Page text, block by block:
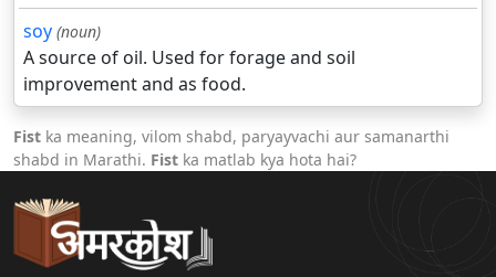
soy (noun)
A source of oil. Used for forage and soil
improvement and as food.
Fist ka meaning, vilom shabd, paryayvachi aur samanarthi
shabd in Marathi. Fist ka matlab kya hota hai?